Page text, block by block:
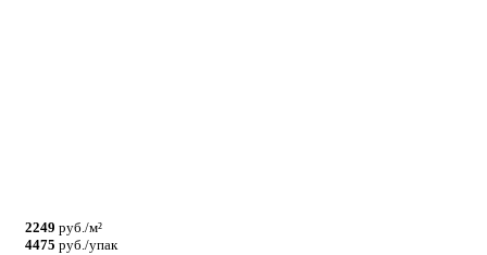
2249 руб./м²
4475 руб./упак